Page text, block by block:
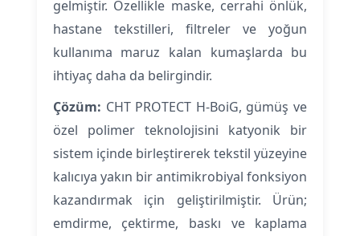
gelmiştir. Özellikle maske, cerrahi önlük,
hastane tekstilleri, filtreler ve yoğun
kullanıma maruz kalan kumaşlarda bu
ihtiyaç daha da belirgindir.
Çözüm: CHT PROTECT H-BoiG, gümüş ve
özel polimer teknolojisini katyonik bir
sistem içinde birleştirerek tekstil yüzeyine
kalıcıya yakın bir antimikrobiyal fonksiyon
kazandırmak için geliştirilmiştir. Ürün;
emdirme, çektirme, baskı ve kaplama